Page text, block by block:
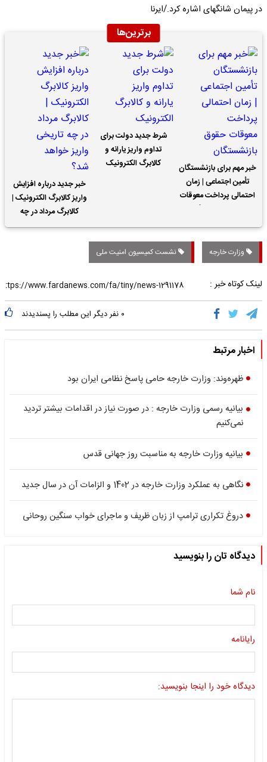
در پیمان شانگهای اشاره کرد./ایرنا
برترین‌ها
خبر مهم برای بازنشستگان
تأمین اجتماعی | زمان
احتمالی پرداخت معوقات
شرط جدید دولت برای
تداوم واریز یارانه و
کالابرگ الکترونیک
خبر جدید درباره افزایش
واریز کالابرگ الکترونیک |
کالابرگ مرداد در چه
تاریخی واریز خواهد شد؟
وزارت خارجه نشست کمیسیون امنیت ملی
لینک کوتاه خبر :
۰ نفر دیگر این مطلب را پسندیدند
اخبار مرتبط
ظهره‌وند: وزارت خارجه حامی پاسخ نظامی ایران بود
بیانیه رسمی وزارت خارجه : در صورت نیاز در اقدامات بیشتر تردید
نمی‌کنیم
بیانیه وزارت خارجه به مناسبت روز جهانی قدس
نگاهی به عملکرد وزارت خارجه در 1402 و الزامات آن در سال جدید
دروغ تکراری ترامپ از زبان ظریف و ماجرای خواب سنگین روحانی
دیدگاه تان را بنویسید
نام شما
رایانامه
دیدگاه خود را اینجا بنویسید: